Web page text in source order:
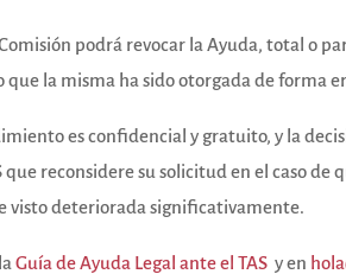
podrá revocar la Ayuda, total o
que la misma ha sido otorgada de forma
es confidencial y gratuito, y la
que reconsidere su solicitud en el caso
visto deteriorada significativamente.
Guía de Ayuda Legal ante el TAS y en